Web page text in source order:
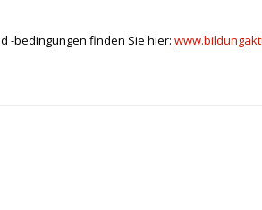
-bedingungen finden Sie hier: